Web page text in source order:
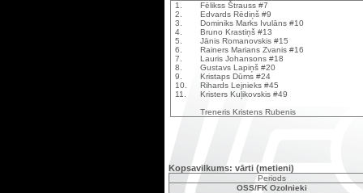
1.
Fēlikss Štrauss #7
2.
Edvards Rēdiņš #9
3.
Dominiks Marks Ivulāns #10
4.
Bruno Krastiņš #13
5.
Jānis Romanovskis #15
6.
Rainers Marians Zvanis #16
7.
Lauris Johansons #18
8.
Gustavs Lapiņš #20
9.
Kristaps Dūms #24
10.
Rihards Lejnieks #45
11.
Kristers Kuļikovskis #49
Treneris Kristens Rubenis
Kopsavilkums: vārti (metieni)
Periods
OSS/FK Ozolnieki